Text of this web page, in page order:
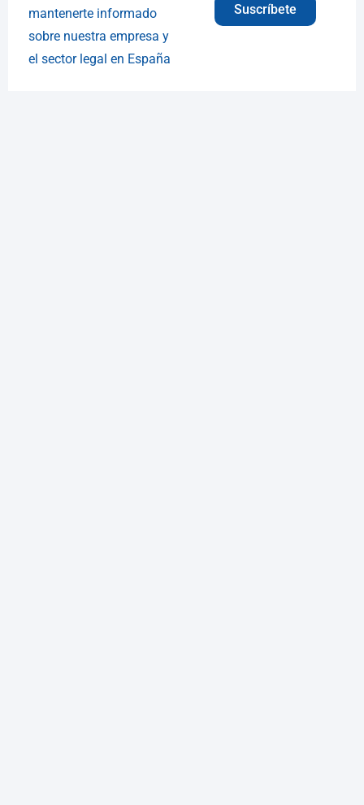
mantenerte informado
sobre nuestra empresa y
el sector legal en España
Suscríbete